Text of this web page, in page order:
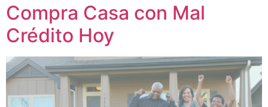
Compra Casa con Mal
Crédito Hoy